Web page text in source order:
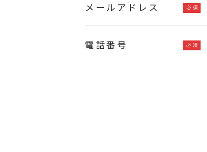
メールアドレス
電話番号